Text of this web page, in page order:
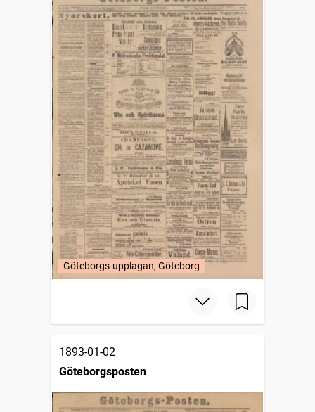
Göteborgs-upplagan, Göteborg
1893-01-02
Göteborgsposten